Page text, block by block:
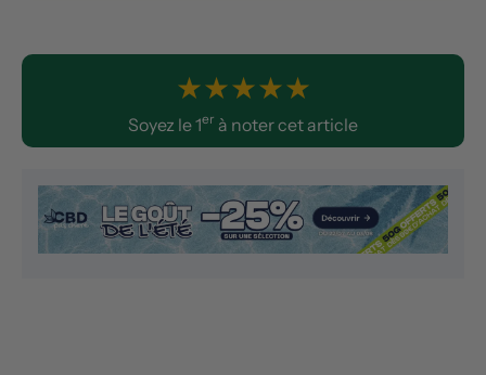
★★★★★
Soyez le 1er à noter cet article